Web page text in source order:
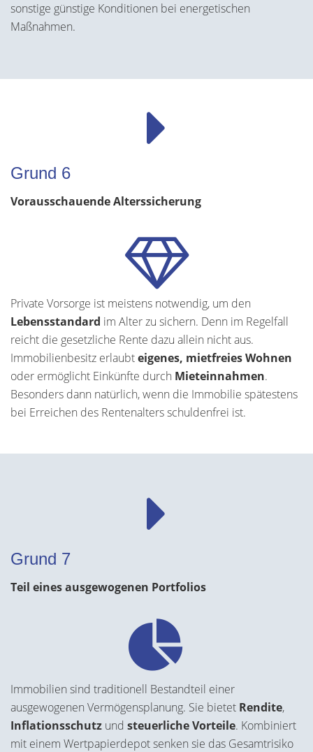
sonstige günstige Konditionen bei energetischen
Maßnahmen.
Grund 6
Vorausschauende Alterssicherung
Private Vorsorge ist meistens notwendig, um den
Lebensstandard im Alter zu sichern. Denn im Regelfall
reicht die gesetzliche Rente dazu allein nicht aus.
Immobilienbesitz erlaubteigenes, mietfreies Wohnen
oder ermöglicht Einkünfte durch Mieteinnahmen.
Besonders dann natürlich, wenn die Immobilie spätestens
bei Erreichen des Rentenalters schuldenfrei ist.
Grund 7
Teil eines ausgewogenen Portfolios
Immobilien sind traditionell Bestandteil einer
ausgewogenen Vermögensplanung. Sie bietet Rendite,
Inflationsschutz und steuerliche Vorteile. Kombiniert
mit einem Wertpapierdepot senken sie das Gesamtrisiko